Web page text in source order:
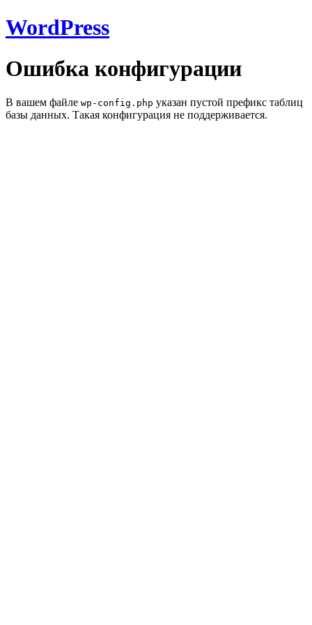
WordPress
Ошибка конфигурации
В вашем файле wp-config.php указан пустой префикс таблиц
базы данных. Такая конфигурация не поддерживается.